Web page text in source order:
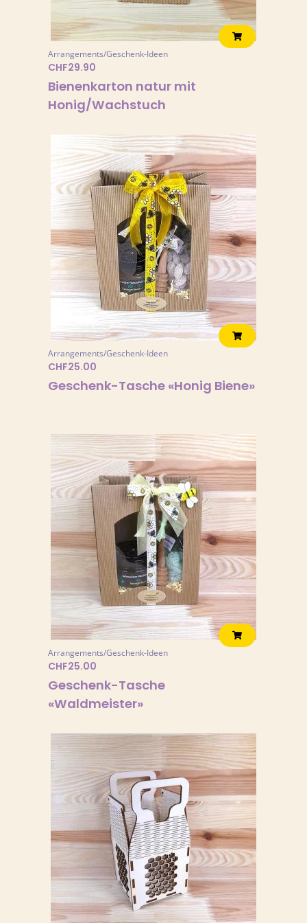
Arrangements/Geschenk-Ideen
CHF29.90
Bienenkarton natur mit
Honig/Wachstuch
Arrangements/Geschenk-Ideen
CHF25.00
Geschenk-Tasche «Honig Biene»
Arrangements/Geschenk-Ideen
CHF25.00
Geschenk-Tasche
«Waldmeister»